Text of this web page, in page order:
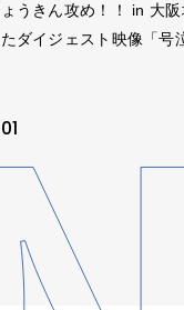
うきん攻め！！ in 大
ダイジェスト映像「号